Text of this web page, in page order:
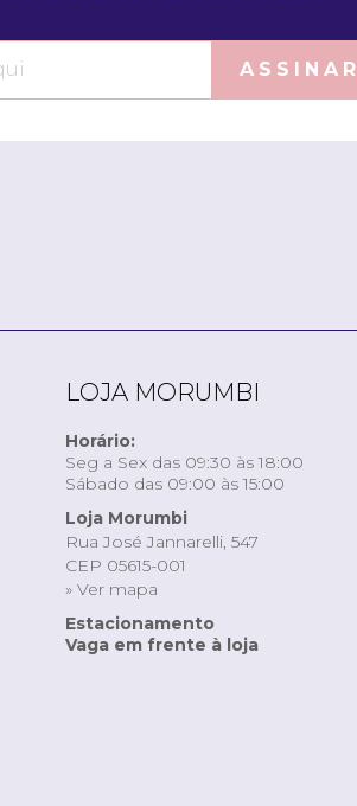
ASSINAR
LOJA MORUMBI
Horário:
Seg a Sex das 09:30 às 18:00
Sábado das 09:00 às 15:00
Loja Morumbi
Rua José Jannarelli, 547
CEP 05615-001
» Ver mapa
Estacionamento
Vaga em frente à loja